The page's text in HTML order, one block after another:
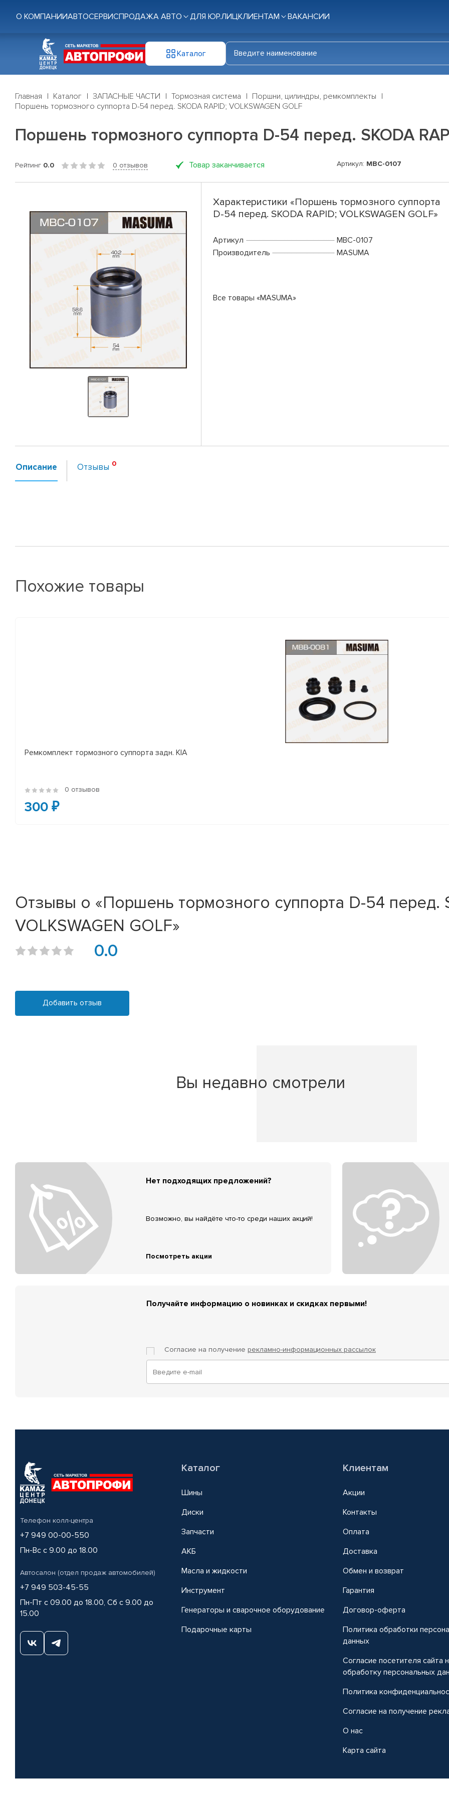
О КОМПАНИИАВТОСЕРВИСПРОДАЖА АВТО ДЛЯ ЮР.ЛИЦКЛИЕНТАМ ВАКАНСИИ
Каталог
Главная Каталог ЗАПАСНЫЕ ЧАСТИ Тормозная система
Поршни, цилиндры, ремкомплекты
Поршень тормозного суппорта D-54 перед. SKODA RAPID; VOLKSWAGEN GOLF
Поршень тормозного суппорта D-54 перед. SKODA
Рейтинг 0.0 0 отзывов Товар заканчивается Артикул: MBC-0107
Характеристики «Поршень тормозного суппорта
D-54 перед. SKODA RAPID; VOLKSWAGEN GOLF»
Артикул
MBC-0107
Производитель
MASUMA
Все товары «MASUMA»
Описание Отзывы
Похожие товары
Ремкомплект тормозного суппорта задн. KIA
0 отзывов
300 ₽
Отзывы о «Поршень тормозного суппорта D-54 перед.
VOLKSWAGEN GOLF»
0.0
Добавить отзыв
Вы недавно смотрели
Нет подходящих предложений?
Возможно, вы найдёте что-то среди наших акций!
Посмотреть акции
Получайте информацию о новинках и скидках первыми!
Согласие на получение рекламно-информационных рассылок
Телефон колл-центра
+7 949 00-00-550
Пн-Вс с 9.00 до 18.00
Автосалон (отдел продаж автомобилей)
+7 949 503-45-55
Пн-Пт с 09.00 до 18.00, Сб с 9.00 до
15.00
Каталог
Шины
Диски
Запчасти
АКБ
Масла и жидкости
Инструмент
Генераторы и сварочное оборудование
Подарочные карты
Клиентам
Акции
Контакты
Оплата
Доставка
Обмен и возврат
Гарантия
Договор-оферта
Политика обработки
данных
Согласие посетителя сайта
обработку персональных
Политика
Согласие на получение
О нас
Карта сайта